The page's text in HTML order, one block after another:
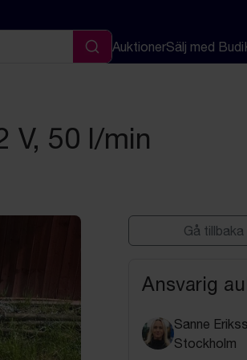
Sök
AuktionerSälj med Budi
V, 50 l/min
Gå
Ansvarig
Sanne
Stockholm